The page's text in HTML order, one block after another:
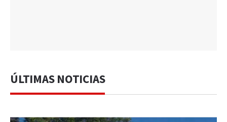
ÚLTIMAS NOTICIAS